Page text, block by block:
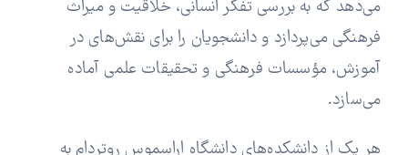
می‌دهد که به بررسی تفکر انسانی، خلاقیت و میراث
فرهنگی می‌پردازد و دانشجویان را برای نقش‌های در
آموزش، مؤسسات فرهنگی و تحقیقات علمی آماده
می‌سازد.